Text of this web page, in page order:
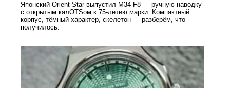
Японский Orient Star выпустил M34 F8 — ручную наводку
с открытым калOTSом к 75-летию марки. Компактный
корпус, тёмный характер, скелетон — разберём, что
получилось.